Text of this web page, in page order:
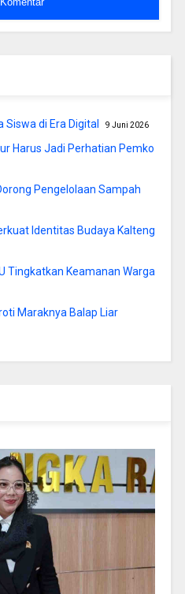
di Era Digital 9 Juni 2026
Harus Jadi Perhatian Pemko
Pengelolaan Sampah
Identitas Budaya Kalteng
Tingkatkan Keamanan Warga
Maraknya Balap Liar